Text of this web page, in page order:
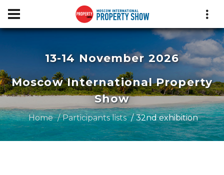
13-14 November 2026
Moscow International Property
Show
Home Participants lists 32nd exhibition